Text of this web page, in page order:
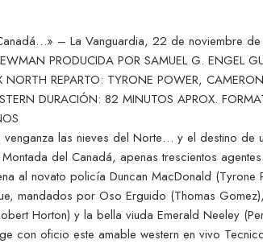
– La Vanguardia, 22 de noviembre
PRODUCIDA POR SAMUEL G.
NORTH REPARTO: TYRONE POWER,
DURACIÓN: 82 MINUTOS APROX.
las nieves del Norte… y el destino
del Canadá, apenas trescientos
al novato policía Duncan MacDonald
mandados por Oso Erguido (Thomas
Horton) y la bella viuda Emerald Neeley
con oficio este amable western en vivo